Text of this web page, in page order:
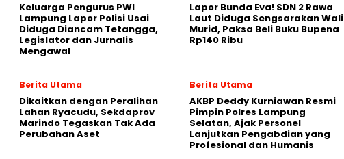
Keluarga Pengurus PWI
Lampung Lapor Polisi Usai
Diduga Diancam Tetangga,
Legislator dan Jurnalis
Mengawal
Lapor Bunda Eva! SDN 2 Rawa
Laut Diduga Sengsarakan Wali
Murid, Paksa Beli Buku Bupena
Rp140 Ribu
Berita Utama
Dikaitkan dengan Peralihan
Lahan Ryacudu, Sekdaprov
Marindo Tegaskan Tak Ada
Perubahan Aset
Berita Utama
AKBP Deddy Kurniawan Resmi
Pimpin Polres Lampung
Selatan, Ajak Personel
Lanjutkan Pengabdian yang
Profesional dan Humanis